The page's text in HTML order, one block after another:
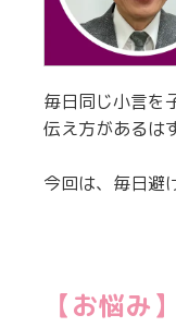
毎日同じ小言を
伝え方があるは
今回は、毎日避
【お悩み